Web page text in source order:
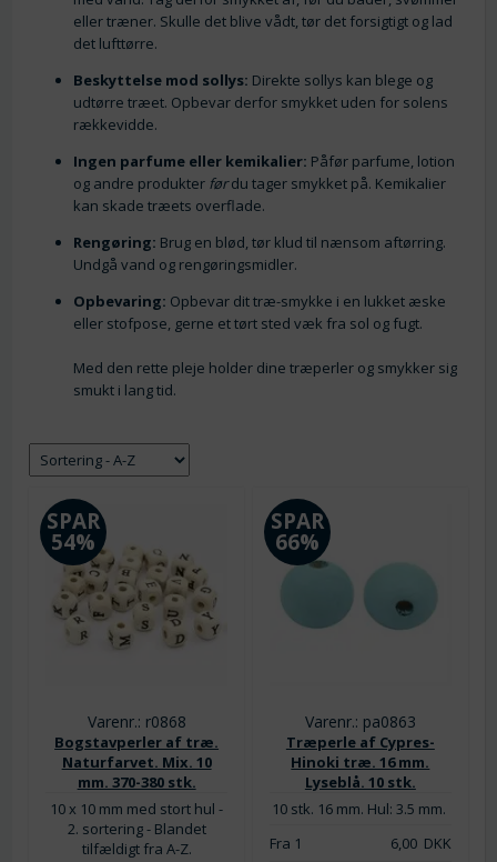
eller træner. Skulle det blive vådt, tør det forsigtigt og lad
det lufttørre.
Beskyttelse mod sollys: Direkte sollys kan blege og
udtørre træet. Opbevar derfor smykket uden for solens
rækkevidde.
Ingen parfume eller kemikalier: Påfør parfume, lotion
og andre produkter førdu tager smykket på. Kemikalier
kan skade træets overflade.
Rengøring: Brug en blød, tør klud til nænsom aftørring.
Undgå vand og rengøringsmidler.
Opbevaring: Opbevar dit træ-smykke i en lukket æske
eller stofpose, gerne et tørt sted væk fra sol og fugt.
Med den rette pleje holder dine træperler og smykker sig
smukt i lang tid.
SPAR
54%
Varenr.: r0868
Bogstavperler af træ.
Naturfarvet. Mix. 10
mm. 370-380 stk.
10 x 10 mm med stort hul -
2. sortering - Blandet
tilfældigt fra A-Z.
SPAR
66%
Varenr.: pa0863
Træperle af Cypres-
Hinoki træ. 16 mm.
Lyseblå. 10 stk.
10 stk. 16 mm. Hul: 3.5 mm.
Fra 1
6,00DKK